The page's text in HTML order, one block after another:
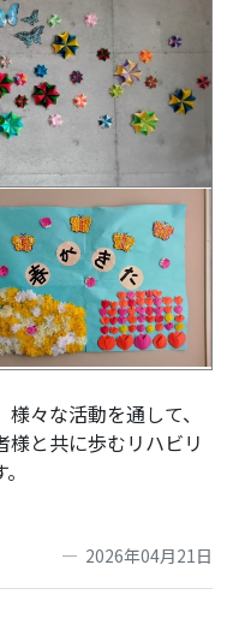
々な活動を通して、
と共に歩むリハビリ
2026年04月21日